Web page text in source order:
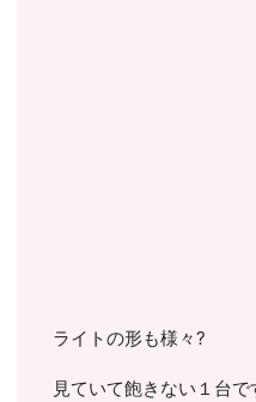
ライトの形も様々?
見ていて飽きない１台で